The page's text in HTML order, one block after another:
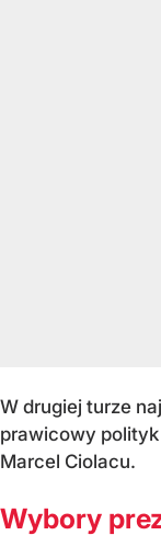
W drugiej turze
prawicowy
Marcel Ciolacu.
Wybory